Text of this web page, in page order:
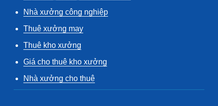
Nhà xưởng công nghiệp
Thuê xưởng may
Thuê kho xưởng
Giá cho thuê kho xưởng
Nhà xưởng cho thuê